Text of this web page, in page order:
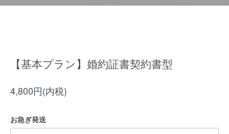
【基本プラン】婚約証書契約書型
4,800円(内税)
お急ぎ発送